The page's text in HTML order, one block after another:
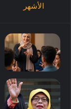
الأشهر